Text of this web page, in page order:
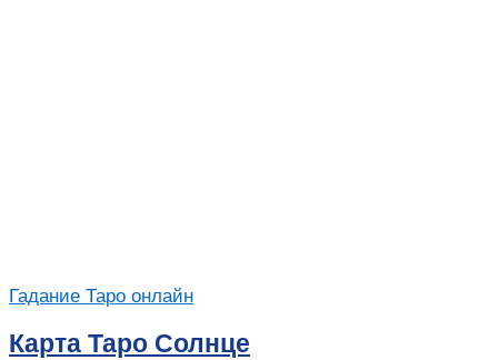
Гадание Таро онлайн
Карта Таро Солнце